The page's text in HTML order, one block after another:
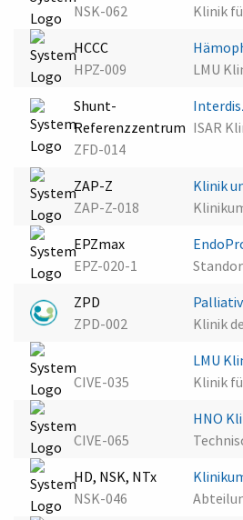
NSK-062
Klinik
HCCC
HPZ-009
LMU
Shunt-
Referenzzentrum
ZFD-014
ISAR
ZAP-Z
ZAP-Z-018
Klinik
EPZmax
EPZ-020-1
ZPD
ZPD-002
Klinik
CIVE-035
LMU
Klinik
CIVE-065
HNO
HD, NSK, NTx
NSK-046